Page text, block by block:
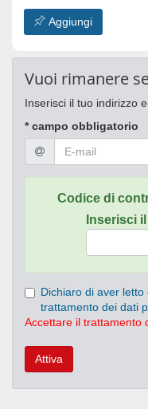
Aggiungi
Vuoi rimanere
Inserisci il tuo indirizzo
* campo obbligatorio
Codice di
Inserisci
Dichiaro di aver
trattamento dei dati
Accettare il trattamento
Attiva